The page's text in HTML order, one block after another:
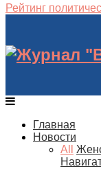
Рейтинг
Главная
Новости
All